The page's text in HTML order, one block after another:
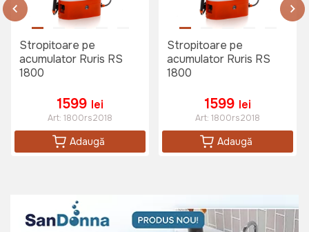
Stropitoare pe
acumulator Ruris RS
1800
1599 lei
Art: 1800rs2018
Adaugă
Stropitoare pe
acumulator Ruris RS
1800
1599 lei
Art: 1800rs2018
Adaugă